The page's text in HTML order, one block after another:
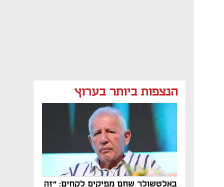
הנצפות ביותר בערוץ
באלטשולר שחם מפיקים לקחים: "זה